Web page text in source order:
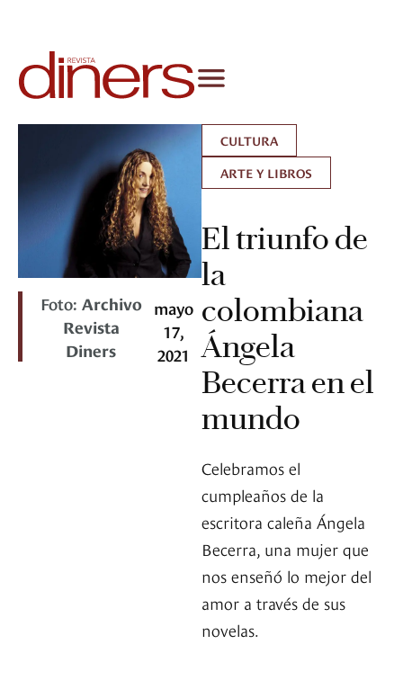
Foto: Archivo
Revista
Diners
mayo
17,
2021
CULTURA
ARTE Y LIBROS
El triunfo de
la
colombiana
Ángela
Becerra en el
mundo
Celebramos el
cumpleaños de la
escritora caleña Ángela
Becerra, una mujer que
nos enseñó lo mejor del
amor a través de sus
novelas.